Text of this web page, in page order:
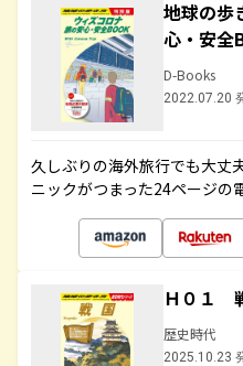
地球の歩
心・安全
D-Books
2022.07.20
久しぶりの海外旅行でも大丈
ニックがつまった24ページの
Ｈ０１
歴史時代
2025.10.23